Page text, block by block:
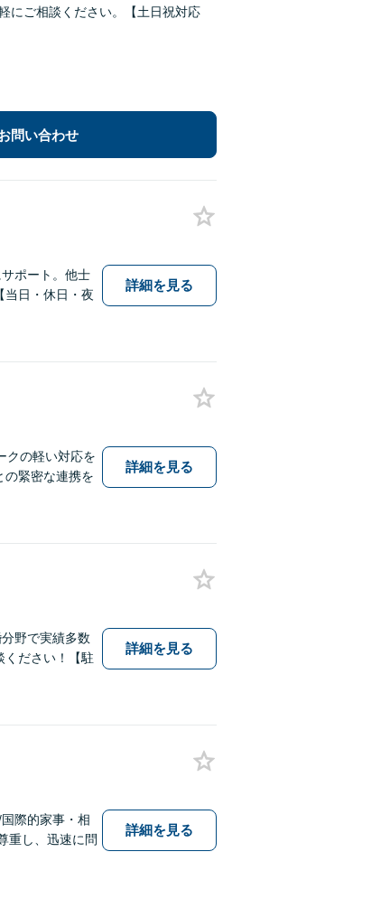
にご相談ください。【土日祝対応
問い合わせ
ポート。他士
当日・休日・夜
詳細を見る
クの軽い対応を
の緊密な連携を
詳細を見る
野で実績多数
ください！【駐
詳細を見る
際的家事・相
重し、迅速に問
詳細を見る